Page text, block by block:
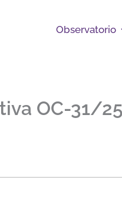
Observatorio
OC-31/25